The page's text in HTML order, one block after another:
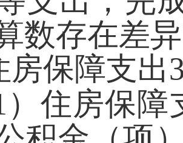
数存在差
房保障支出
）住房保障